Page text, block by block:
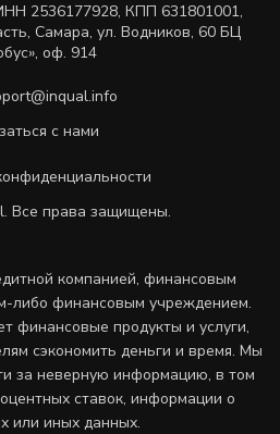
2536177928, КПП 631801001,
Самара, ул. Водников, 60 БЦ
оф. 914
с нами
Все права защищены.
компанией, финансовым
либо финансовым учреждением.
финансовые продукты и услуги,
сэкономить деньги и время. Мы
за неверную информацию, в том
ставок, информации о
или иных данных.